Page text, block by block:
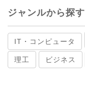
ジャンルから探す
IT・コンピュータ
理工 ビジネス